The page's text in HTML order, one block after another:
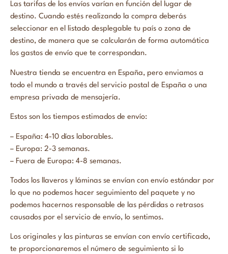
Las tarifas de los envíos varían en función del lugar de
destino. Cuando estés realizando la compra deberás
seleccionar en el listado desplegable tu país o zona de
destino, de manera que se calcularán de forma automática
los gastos de envío que te correspondan.
Nuestra tienda se encuentra en España, pero enviamos a
todo el mundo a través del servicio postal de España o una
empresa privada de mensajería.
Estos son los tiempos estimados de envío:
– España: 4-10 días laborables.
– Europa: 2-3 semanas.
– Fuera de Europa: 4-8 semanas.
Todos los llaveros y láminas se envían con envío estándar por
lo que no podemos hacer seguimiento del paquete y no
podemos hacernos responsable de las pérdidas o retrasos
causados por el servicio de envío, lo sentimos.
Los originales y las pinturas se envían con envío certificado,
te proporcionaremos el número de seguimiento si lo